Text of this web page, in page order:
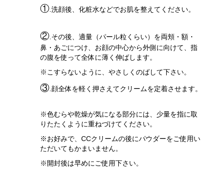
① .洗顔後、化粧水などでお肌を整えてください。
② .その後、適量（パール粒くらい）を両頬・額・
鼻・あごにつけ、お顔の中心から外側に向けて、指
の腹を使って全体に薄く伸ばします。
※こすらないように、やさしくのばして下さい。
③ .顔全体を軽く押さえてクリームを定着させます。
※色むらや乾燥が気になる部分には、少量を指に取
りたたくように重ねづけてください。
※お好みで、CCクリームの後にパウダーをご使用い
ただいてもかまいません。
※開封後は早めにご使用下さい。